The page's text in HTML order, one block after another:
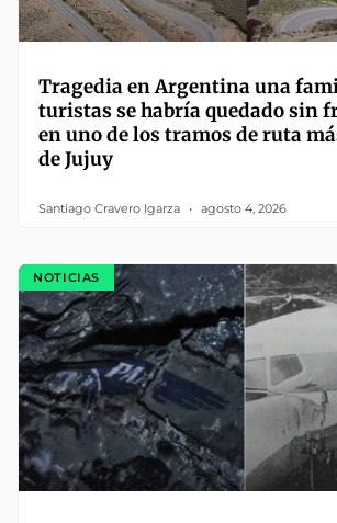
Tragedia en Argentina una
turistas se habría quedado sin
en uno de los tramos de ruta
de Jujuy
Santiago Cravero Igarza agosto 4, 2026
NOTICIAS